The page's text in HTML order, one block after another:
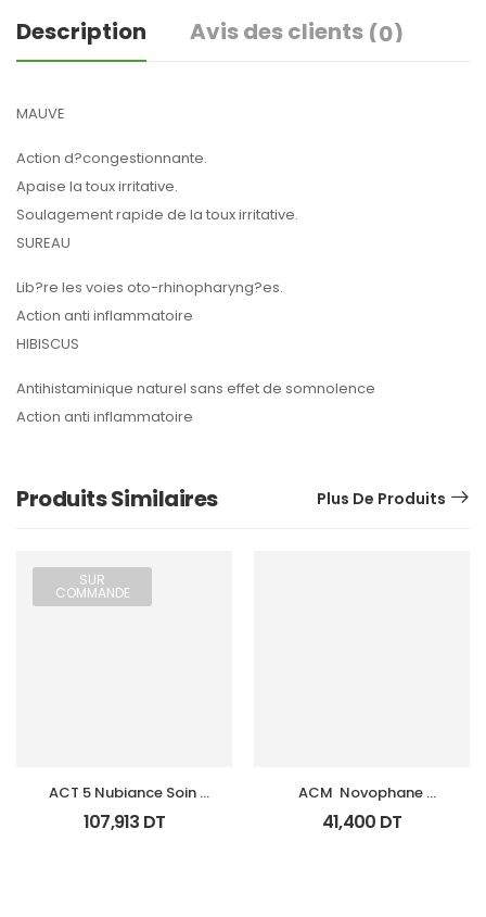
Description Avis des clients (0)
MAUVE
Action d?congestionnante.
Apaise la toux irritative.
Soulagement rapide de la toux irritative.
SUREAU
Lib?re les voies oto-rhinopharyng?es.
Action anti inflammatoire
HIBISCUS
Antihistaminique naturel sans effet de somnolence
Action anti inflammatoire
Produits Similaires Plus De Produits
SUR
COMMANDE
ACT 5 Nubiance Soin
Anti Imperfections 30Ml
107,913 DT
ACM  Novophane
Shampooing Energisant
Fl 200Ml
41,400 DT